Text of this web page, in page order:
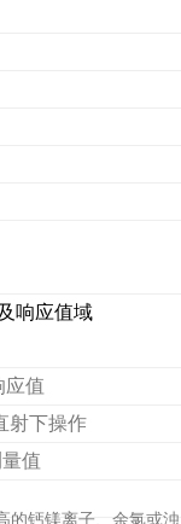
响应值域
应值
射下操作
值
钙镁离子、余氯或